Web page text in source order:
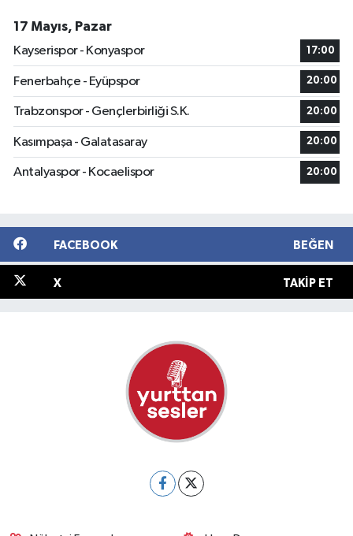
17 Mayıs, Pazar
Kayserispor - Konyaspor
17:00
Fenerbahçe - Eyüpspor 20:00
Trabzonspor - Gençlerbirliği S.K. 20:00
Kasımpaşa - Galatasaray 20:00
Antalyaspor - Kocaelispor 20:00
FACEBOOK BEĞEN
X TAKIP ET